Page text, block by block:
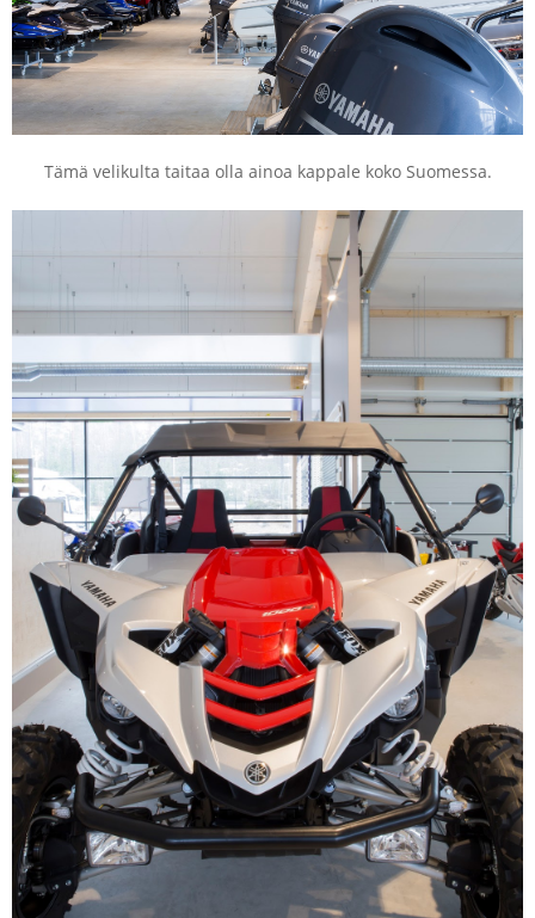
Tämä velikulta taitaa olla ainoa kappale koko Suomessa.